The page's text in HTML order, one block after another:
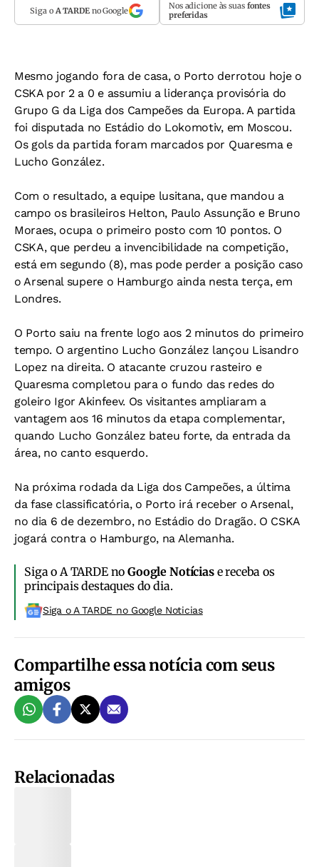
Siga o A TARDEno Google Nos adicione às suas fontes
preferidas
Mesmo jogando fora de casa, o Porto derrotou hoje o
CSKA por 2 a 0 e assumiu a liderança provisória do
Grupo G da Liga dos Campeões da Europa. A partida
foi disputada no Estádio do Lokomotiv, em Moscou.
Os gols da partida foram marcados por Quaresma e
Lucho González.
Com o resultado, a equipe lusitana, que mandou a
campo os brasileiros Helton, Paulo Assunção e Bruno
Moraes, ocupa o primeiro posto com 10 pontos. O
CSKA, que perdeu a invencibilidade na competição,
está em segundo (8), mas pode perder a posição caso
o Arsenal supere o Hamburgo ainda nesta terça, em
Londres.
O Porto saiu na frente logo aos 2 minutos do primeiro
tempo. O argentino Lucho González lançou Lisandro
Lopez na direita. O atacante cruzou rasteiro e
Quaresma completou para o fundo das redes do
goleiro Igor Akinfeev. Os visitantes ampliaram a
vantagem aos 16 minutos da etapa complementar,
quando Lucho González bateu forte, da entrada da
área, no canto esquerdo.
Na próxima rodada da Liga dos Campeões, a última
da fase classificatória, o Porto irá receber o Arsenal,
no dia 6 de dezembro, no Estádio do Dragão. O CSKA
jogará contra o Hamburgo, na Alemanha.
Siga o A TARDE noGoogle Notíciase receba os
principais destaques do dia.
Siga o A TARDE no Google Noticias
Compartilhe essa notícia com seus
amigos
Relacionadas